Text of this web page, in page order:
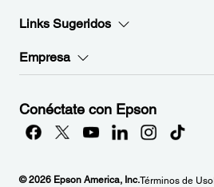
Links Sugeridos
Empresa
Conéctate con Epson
© 2026 Epson America, Inc.Términos de Uso